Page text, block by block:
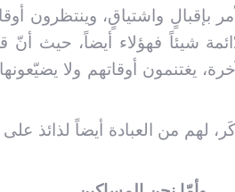
بإقبالٍ واشتياقٍ، وينتظرون
شيئاً فهؤلاء أيضاً، حيث
يغتنمون أوقاتهم ولا
لهم من العبادة أيضاً لذائذ